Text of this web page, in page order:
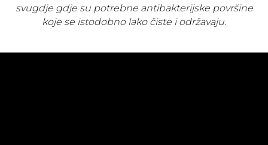
svugdje gdje su potrebne antibakterijske površine
koje se istodobno lako čiste i održavaju.